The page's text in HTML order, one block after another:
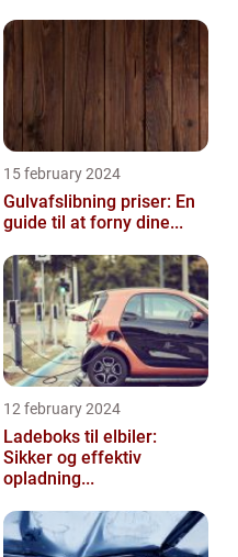
15 february 2024
Gulvafslibning priser: En
guide til at forny dine...
12 february 2024
Ladeboks til elbiler:
Sikker og effektiv
opladning...